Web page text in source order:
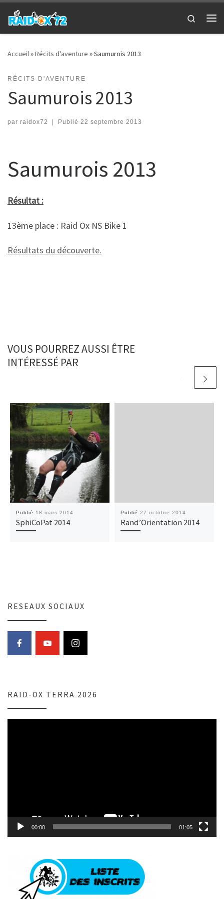
Passer au contenu
Search
Accueil»Récits d'aventure »Saumurois 2013
RÉCITS D'AVENTURE
Saumurois 2013
par raidox72 | Publié 22 septembre 2013
Saumurois 2013
Résultat :
13ème place : Raid Ox NS Bike 1
Résultats du découverte.
VOUS POURREZ AUSSI ÊTRE
INTÉRESSÉ PAR
Publié 18 mars 2014
SphiCoPat 2014
Publié 27 octobre 2014
Rand’Orientation 2014
RESEAUX SOCIAUX
RAID-OX TERRA 2026
00:00 01:05